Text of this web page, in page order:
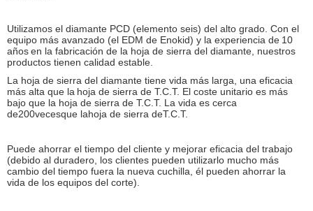
Utilizamos el diamante PCD (elemento seis) del alto grado. Con el
equipo más avanzado (el EDM de Enokid) y la experiencia de 10
añosen la fabricación de la hoja de sierra del diamante, nuestros
productos tienen calidad estable.
La hoja de sierra del diamante tiene vida más larga, una eficacia
más alta que la hoja de sierra de T.C.T. El coste unitario es más
bajo que la hoja de sierra de T.C.T. La vida es cerca
de200vecesque lahoja de sierra deT.C.T.
Puede ahorrar el tiempo del cliente y mejorar eficacia del trabajo
(debido al duradero, los clientes pueden utilizarlo mucho más
cambio del tiempo fuera la nueva cuchilla, él pueden ahorrar la
vida de los equipos del corte).